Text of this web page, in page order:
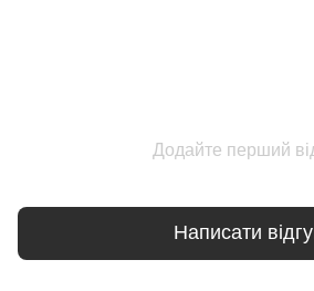
Додайте перший
Написати